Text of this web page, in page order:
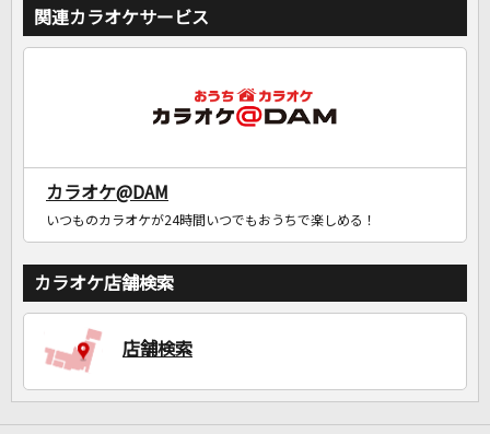
関連カラオケサービス
カラオケ@DAM
いつものカラオケが24時間いつでもおうちで楽しめる！
カラオケ店舗検索
店舗検索